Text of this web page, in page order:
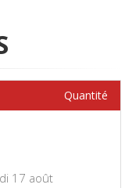
17 août
Quantité